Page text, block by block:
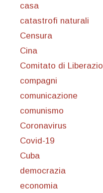
casa
catastrofi naturali
Censura
Cina
Comitato di
compagni
comunicazione
comunismo
Coronavirus
Covid-19
Cuba
democrazia
economia